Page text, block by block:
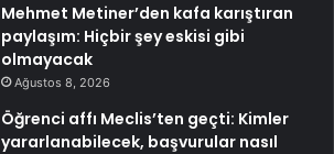
Mehmet Metiner’den kafa karıştıran
paylaşım: Hiçbir şey eskisi gibi
olmayacak
Ağustos 8, 2026
Öğrenci affı Meclis’ten geçti: Kimler
yararlanabilecek, başvurular nasıl